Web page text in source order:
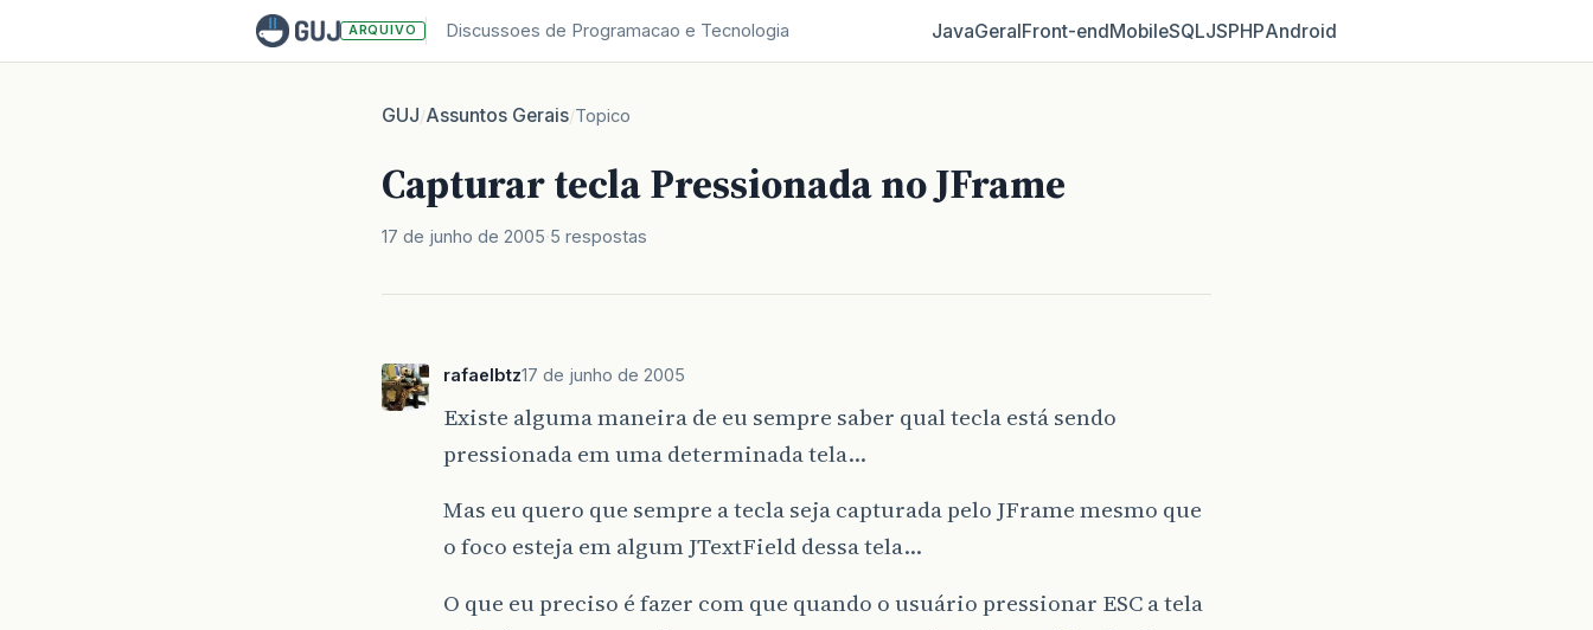
ARQUIVO Discussoes de Programacao e Tecnologia JavaGeralFront‑endMobileSQLJSPHPAndroid
GUJ/Assuntos Gerais/Topico
Capturar tecla Pressionada no JFrame
17 de junho de 2005 5 respostas
rafaelbtz17 de junho de 2005
Existe alguma maneira de eu sempre saber qual tecla está sendo
pressionada em uma determinada tela…
Mas eu quero que sempre a tecla seja capturada pelo JFrame mesmo que
o foco esteja em algum JTextField dessa tela…
O que eu preciso é fazer com que quando o usuário pressionar ESC a tela